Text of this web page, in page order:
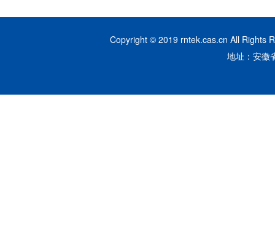
Copyright © 2019 rntek.cas.cn All Rights
地址：安徽